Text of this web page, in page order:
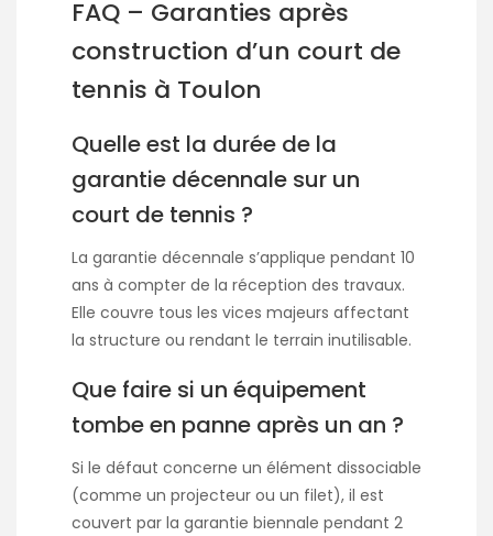
FAQ – Garanties après
construction d’un court de
tennis à Toulon
Quelle est la durée de la
garantie décennale sur un
court de tennis ?
La garantie décennale s’applique pendant 10
ans à compter de la réception des travaux.
Elle couvre tous les vices majeurs affectant
la structure ou rendant le terrain inutilisable.
Que faire si un équipement
tombe en panne après un an ?
Si le défaut concerne un élément dissociable
(comme un projecteur ou un filet), il est
couvert par la garantie biennale pendant 2